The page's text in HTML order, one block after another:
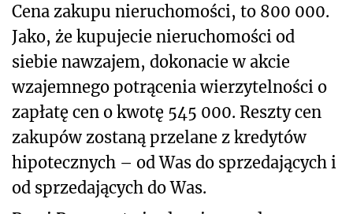
Cena zakupu nieruchomości, to 800 000.
Jako, że kupujecie nieruchomości od
siebie nawzajem, dokonacie w akcie
wzajemnego potrącenia wierzytelności o
zapłatę cen o kwotę 545 000. Reszty cen
zakupów zostaną przelane z kredytów
hipotecznych – od Was do sprzedających i
od sprzedających do Was.